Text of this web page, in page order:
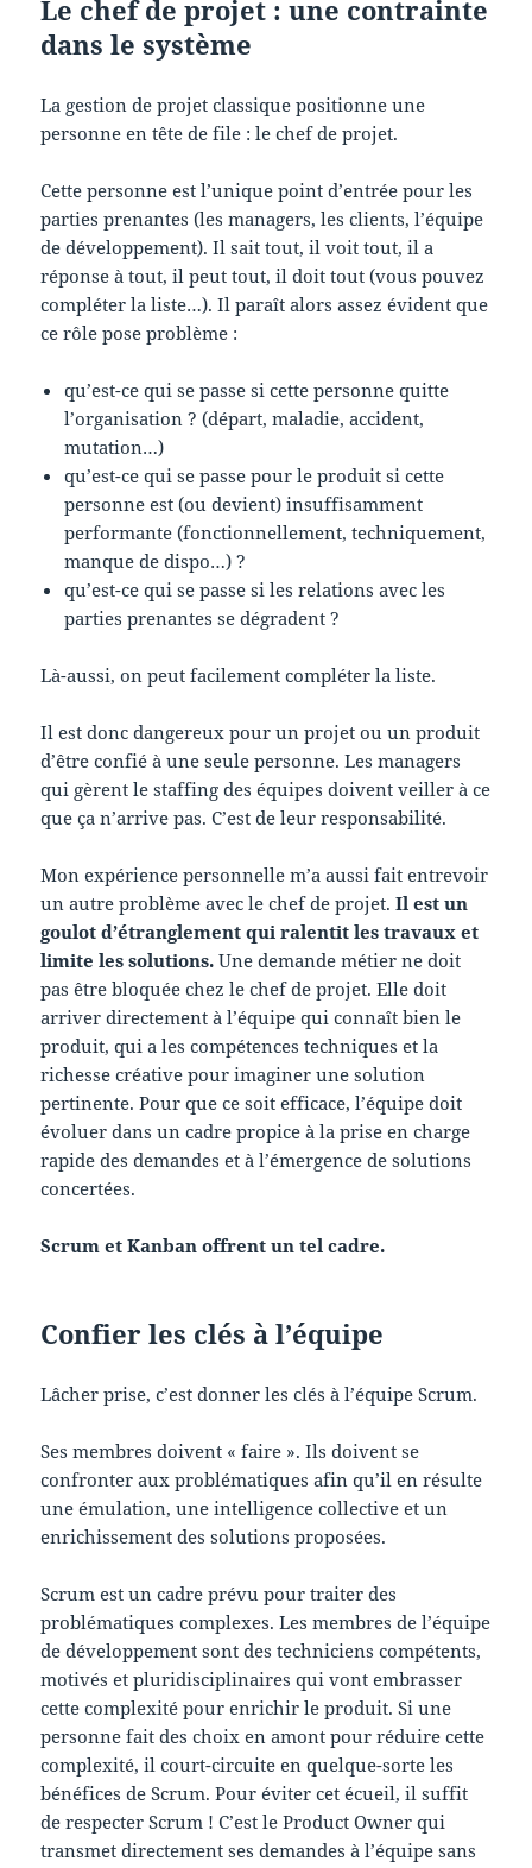
Le chef de projet : une contrainte
dans le système
La gestion de projet classique positionne une
personne en tête de file : le chef de projet.
Cette personne est l’unique point d’entrée pour les
parties prenantes (les managers, les clients, l’équipe
de développement). Il sait tout, il voit tout, il a
réponse à tout, il peut tout, il doit tout (vous pouvez
compléter la liste…). Il paraît alors assez évident que
ce rôle pose problème :
qu’est-ce qui se passe si cette personne quitte
l’organisation ? (départ, maladie, accident,
mutation…)
qu’est-ce qui se passe pour le produit si cette
personne est (ou devient) insuffisamment
performante (fonctionnellement, techniquement,
manque de dispo…) ?
qu’est-ce qui se passe si les relations avec les
parties prenantes se dégradent ?
Là-aussi, on peut facilement compléter la liste.
Il est donc dangereux pour un projet ou un produit
d’être confié à une seule personne. Les managers
qui gèrent le staffing des équipes doivent veiller à ce
que ça n’arrive pas. C’est de leur responsabilité.
Mon expérience personnelle m’a aussi fait entrevoir
un autre problème avec le chef de projet.Il est un
goulot d’étranglement qui ralentit les travaux et
limite les solutions. Une demande métier ne doit
pas être bloquée chez le chef de projet. Elle doit
arriver directement à l’équipe qui connaît bien le
produit, qui a les compétences techniques et la
richesse créative pour imaginer une solution
pertinente. Pour que ce soit efficace, l’équipe doit
évoluer dans un cadre propice à la prise en charge
rapide des demandes et à l’émergence de solutions
concertées.
Scrum et Kanban offrent un tel cadre.
Confier les clés à l’équipe
Lâcher prise, c’est donner les clés à l’équipe Scrum.
Ses membres doivent « faire ». Ils doivent se
confronter aux problématiques afin qu’il en résulte
une émulation, une intelligence collective et un
enrichissement des solutions proposées.
Scrum est un cadre prévu pour traiter des
problématiques complexes. Les membres de l’équipe
de développement sont des techniciens compétents,
motivés et pluridisciplinaires qui vont embrasser
cette complexité pour enrichir le produit. Si une
personne fait des choix en amont pour réduire cette
complexité, il court-circuite en quelque-sorte les
bénéfices de Scrum. Pour éviter cet écueil, il suffit
de respecter Scrum ! C’est le Product Owner qui
transmet directement ses demandes à l’équipe sans